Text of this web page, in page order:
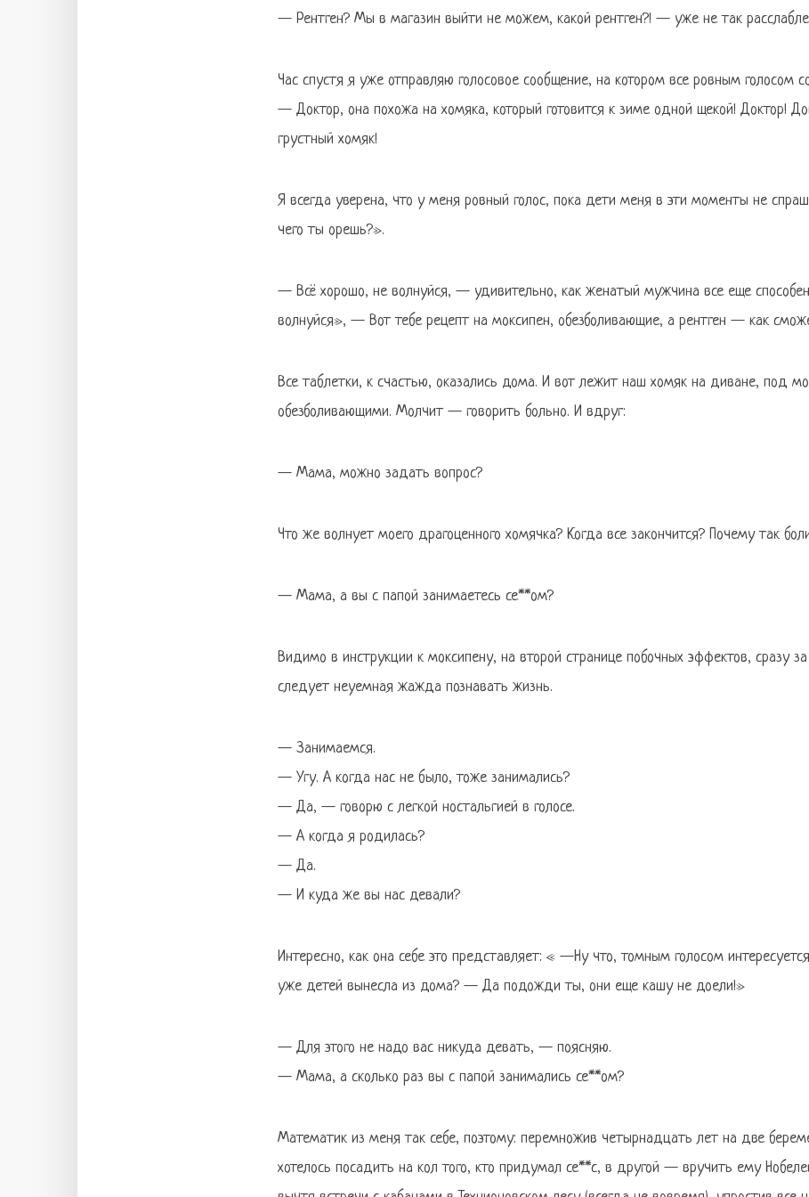
— Рентген? Мы в магазин выйти не можем, какой рентген?! — уже не так
Час спустя я уже отправляю голосовое сообщение, на котором все ровным голосом
— Доктор, она похожа на хомяка, который готовится к зиме одной щекой! Доктор!
грустный хомяк!
Я всегда уверена, что у меня ровный голос, пока дети меня в эти моменты не
чего ты орешь?».
— Всё хорошо, не волнуйся, — удивительно, как женатый мужчина все еще
волнуйся», — Вот тебе рецепт на моксипен, обезболивающие, а рентген — как
Все таблетки, к счастью, оказались дома. И вот лежит наш хомяк на диване, под
обезболивающими. Молчит — говорить больно. И вдруг:
— Мама, можно задать вопрос?
Что же волнует моего драгоценного хомячка? Когда все закончится? Почему так
— Мама, а вы с папой занимаетесь се**ом?
Видимо в инструкции к моксипену, на второй странице побочных эффектов, сразу
следует неуемная жажда познавать жизнь.
— Занимаемся.
— Угу. А когда нас не было, тоже занимались?
— Да, — говорю с легкой ностальгией в голосе.
— А когда я родилась?
— Да.
— И куда же вы нас девали?
Интересно, как она себе это представляет: « —Ну что, томным голосом
уже детей вынесла из дома? — Да подожди ты, они еще кашу не доели!»
— Для этого не надо вас никуда девать, — поясняю.
— Мама, а сколько раз вы с папой занимались се**ом?
Математик из меня так себе, поэтому: перемножив четырнадцать лет на две
хотелось посадить на кол того, кто придумал се**с, в другой — вручить ему